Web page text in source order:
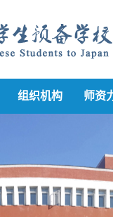
组织机构 师资